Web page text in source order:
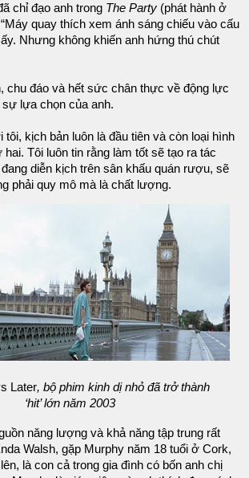
chỉ đạo anh trong The Party (phát hành ở
quay thích xem ánh sáng chiếu vào cấu
Nhưng không khiến anh hứng thú chút
chu đáo và hết sức chân thực về động lực
lựa chọn của anh.
tôi, kịch bản luôn là đầu tiên và còn loại hình
Tôi luôn tin rằng làm tốt sẽ tạo ra tác
diễn kịch trên sân khấu quán rượu, sẽ
phải quy mô mà là chất lượng.
Later, bộ phim kinh dị nhỏ đã trở thành
‘hit’ lớn năm 2003
năng lượng và khả năng tập trung rất
Walsh, gặp Murphy năm 18 tuổi ở Cork,
là con cả trong gia đình có bốn anh chị